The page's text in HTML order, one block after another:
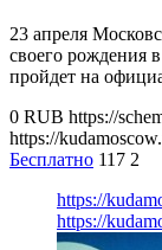
23 апреля
своего рождения
пройдет на
0 RUB https://
https://
Бесплатно 117 2
https://
https://